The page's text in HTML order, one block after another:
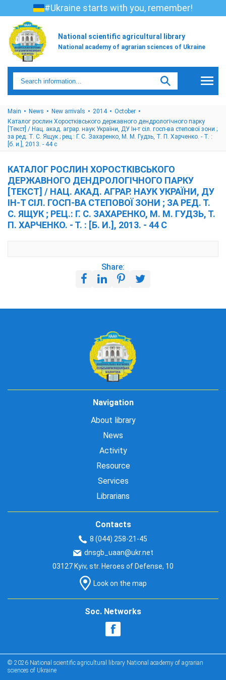
#Ukraine starts with you, remember!
National scientific agricultural library
National academy of agrarian sciences of Ukraine
Main News New arrivals 2014
October
Каталог рослин Хоростківського державного дендрологічного парку
[Текст] / Нац. акад. аграр. наук України, ДУ Ін-т сіл. госп-ва степової зони ;
за ред. Т. С. Ящук ; рец.: Г. С. Захаренко, М. М. Гудзь, Т. П. Харченко. - Т. :
[б. и.], 2013. - 44 с
КАТАЛОГ РОСЛИН ХОРОСТКІВСЬКОГО
ДЕРЖАВНОГО ДЕНДРОЛОГІЧНОГО ПАРКУ
[ТЕКСТ] / НАЦ. АКАД. АГРАР. НАУК УКРАЇНИ, ДУ
ІН-Т СІЛ. ГОСП-ВА СТЕПОВОЇ ЗОНИ ; ЗА РЕД. Т.
С. ЯЩУК ; РЕЦ.: Г. С. ЗАХАРЕНКО, М. М. ГУДЗЬ, Т.
П. ХАРЧЕНКО. - Т. : [Б. И.], 2013. - 44 С
Share:
Navigation
About library
News
Activity
Resource
Services
Librarians
Contacts
8 (044) 258-21-45
dnsgb_uaan@ukr.net
03127 Kyiv, str. Heroes of Defense, 10
Look on the map
Soc. Networks
© 2026 National scientific agricultural library National academy of agrarian
sciences of Ukraine